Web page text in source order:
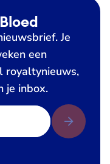
Je
een
royaltynieuws,
je inbox.